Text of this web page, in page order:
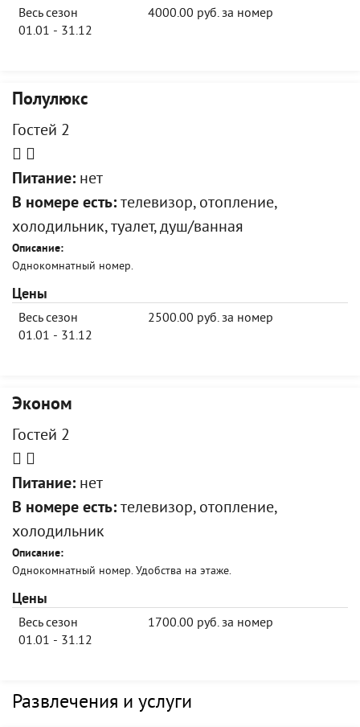
Весь сезон
01.01 - 31.12
4000.00 руб. за номер
Полулюкс
Гостей 2
Питание: нет
В номере есть: телевизор, отопление,
холодильник, туалет, душ/ванная
Описание:
Однокомнатный номер.
Цены
Весь сезон
01.01 - 31.12
2500.00 руб. за номер
Эконом
Гостей 2
Питание: нет
В номере есть: телевизор, отопление,
холодильник
Описание:
Однокомнатный номер. Удобства на этаже.
Цены
Весь сезон
01.01 - 31.12
1700.00 руб. за номер
Развлечения и услуги